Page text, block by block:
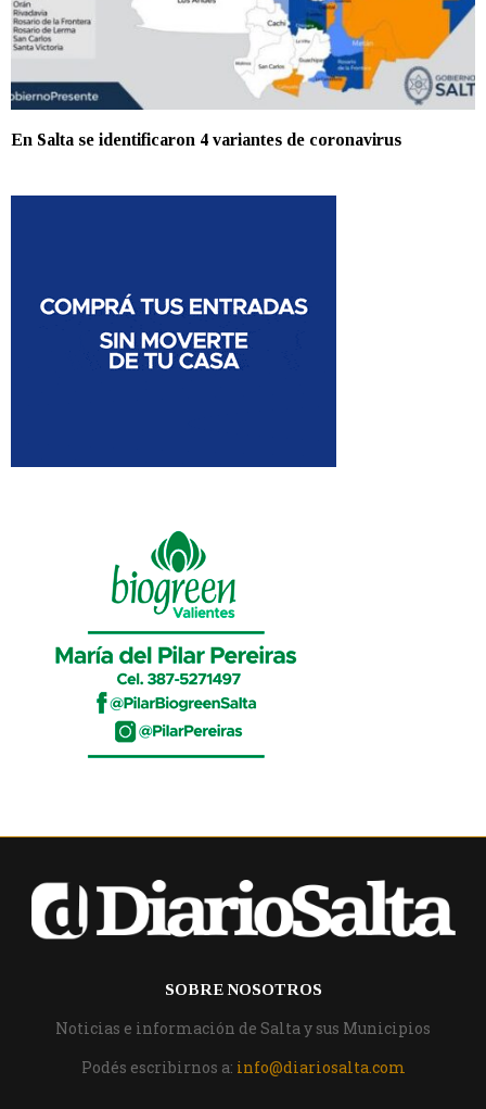
En Salta se identificaron 4 variantes de coronavirus
SOBRE NOSOTROS
Noticias e información de Salta y sus Municipios
Podés escribirnos a: info@diariosalta.com